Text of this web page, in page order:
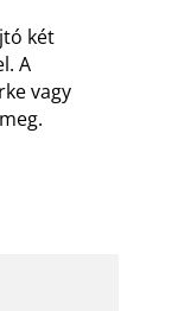
két
A
vagy